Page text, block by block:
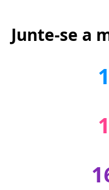
Junte-se a